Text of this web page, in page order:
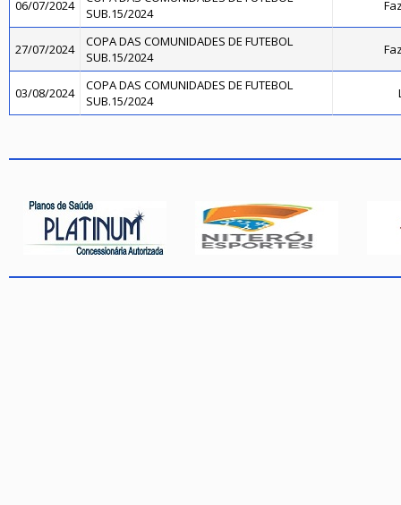
06/07/2024
SUB.15/2024
27/07/2024
COPA DAS COMUNIDADES DE FUTEBOL
SUB.15/2024
03/08/2024
COPA DAS COMUNIDADES DE FUTEBOL
SUB.15/2024